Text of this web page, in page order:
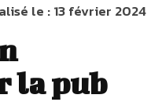
le :13 février 2024
la pub